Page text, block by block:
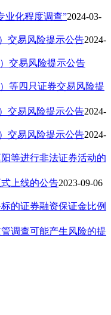
业化程度调查”2024-03-
交易风险提示公告2024-
交易风险提示公告
等四只证券交易风险提
交易风险提示公告2024-
交易风险提示公告2024-
等进行非法证券活动的
上线的公告2023-09-06
的证券融资保证金比例
调查可能产生风险的提